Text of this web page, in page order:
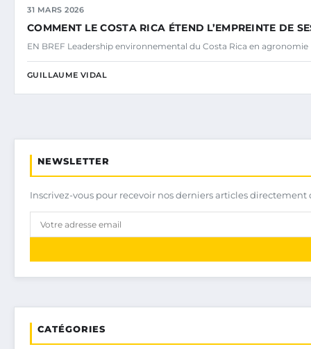
31 MARS 2026
COMMENT LE COSTA RICA ÉTEND L’EMPREINTE DE
EN BREF Leadership environnemental du Costa Rica en
GUILLAUME VIDAL
NEWSLETTER
Inscrivez-vous pour recevoir nos derniers articles
CATÉGORIES